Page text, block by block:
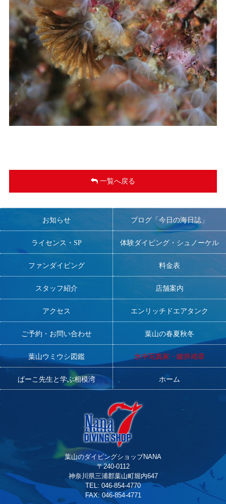
一覧へ戻る
お知らせ ブログ「今日の海日誌」
ライセンス・SP 体験ダイビング・シュノーケル
ファンダイビング 料金表
スタッフ紹介 店舗案内
アクセス エンリッチドエアタンク
ご予約・お問い合わせ 葉山の春夏秋冬
葉山ウミウシ図鑑 水中写真家・鍵井靖章
ぱーこ先生と学ぶ相模湾 ホーム
葉山のダイビングショップNANA
〒240-0112
神奈川県三浦郡葉山町堀内647
TEL: 046-854-4770
FAX: 046-854-4771